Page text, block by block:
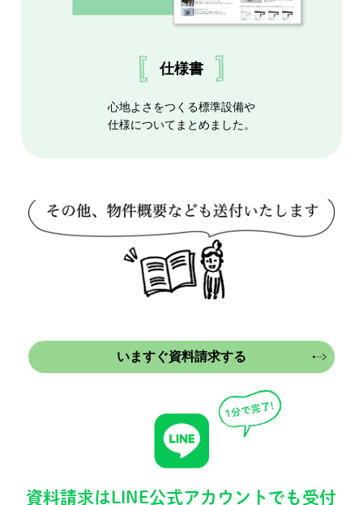
仕様書
心地よさをつくる標準設備や
仕様についてまとめました。
いますぐ資料請求する
資料請求はLINE公式アカウントでも受付